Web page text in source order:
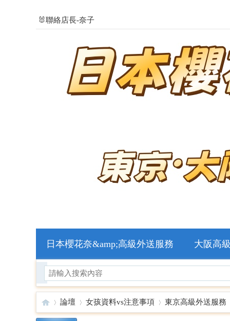
🐰聯絡店長-奈子
日本櫻花奈&amp;高級外送服務 大阪高
論壇 女孩資料vs注意事項 東京高級外送服務